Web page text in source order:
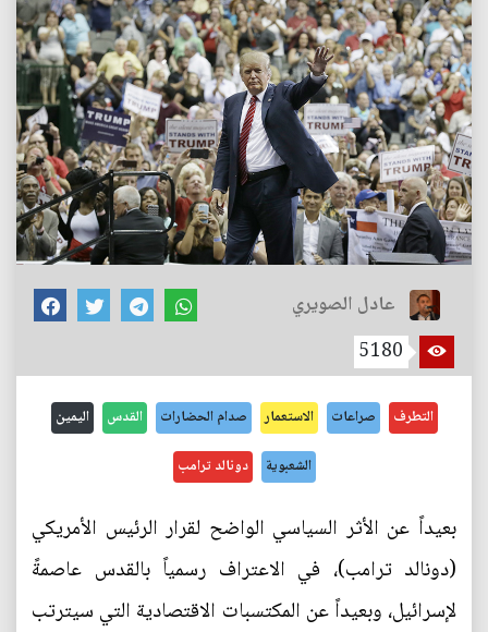
عادل الصويري
5180
التطرف صراعات الاستعمار صدام الحضارات القدس اليمين
الشعبوية دونالد ترامب
بعيداً عن الأثر السياسي الواضح لقرار الرئيس الأمريكي
(دونالد ترامب)، في الاعتراف رسمياً بالقدس عاصمةً
لإسرائيل، وبعيداً عن المكتسبات الاقتصادية التي سيترتب